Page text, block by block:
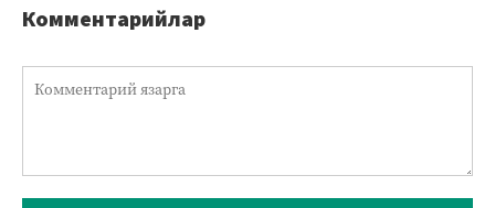
Комментарийлар